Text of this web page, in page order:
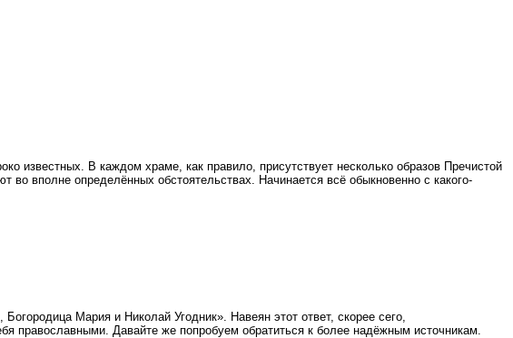
известных. В каждом храме, как правило, присутствует несколько образов Пречистой
вполне определённых обстоятельствах. Начинается всё обыкновенно с какого-
Мария и Николай Угодник». Навеян этот ответ, скорее сего,
православными. Давайте же попробуем обратиться к более надёжным источникам.